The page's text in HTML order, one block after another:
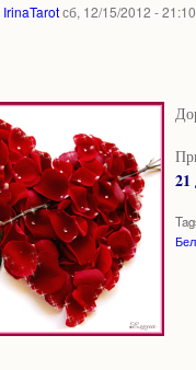
IrinaTarotсб, 12/15/2012 - 21:10
21